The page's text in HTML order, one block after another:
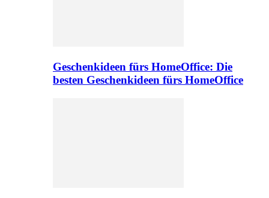
Geschenkideen fürs HomeOffice: Die
besten Geschenkideen fürs HomeOffice